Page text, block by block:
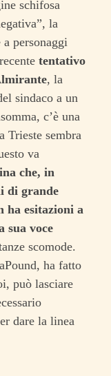
schifosa
la
personaggi
tentativo
, la
sindaco a un
c’è una
Trieste sembra
va
che, in
di grande
ha esitazioni a
sua voce
scomode.
ha fatto
può lasciare
dare la linea